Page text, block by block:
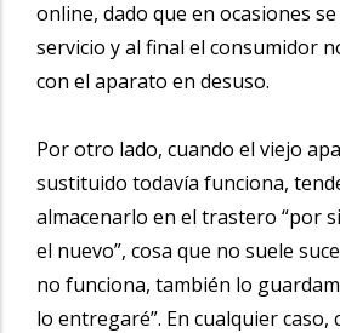
online, dado que en ocasiones
servicio y al final el consumidor
con el aparato en desuso.
Por otro lado, cuando el viejo
sustituido todavía funciona,
almacenarlo en el trastero “por
el nuevo”, cosa que no suele
no funciona, también lo
lo entregaré”. En cualquier caso,